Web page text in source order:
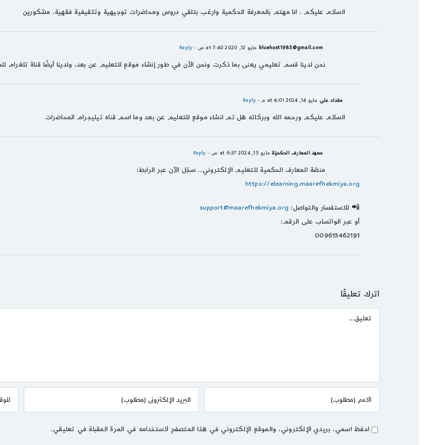
السلام عليكم . انا مهتم بالمعرفة الحكمية وارغب بتلقي دروس ومحاضرات توجيهية وتثقيفية فقهية. مشكورين
bluehost1985@gmail.com مايو 12, 2020 at 7:40 ص - Reply
نحن لدينا قسم تعليمي يعنى بما ذكرت ونحن الآن في طور إنشاء موقع للتعليم عن بعد، ولدينا أيضًا قناة تلغرام
مقداد علي مايو 14, 2024 at 4:01 م - Reply
السلام عليكم ورحمه الله وبركاته هل تم انشاء موقع للتعليم عن بعد وما اسم قناه تيليجرام المحاضرات
معهد المعارف الحكميّةمايو 15, 2024 at 6:37 ص - Reply
منصّة المعارف الحكمية للتعليم الإلكتروني.. سجّل الآن عبر الرابط:
https://elearning.maarefhekmiya.org
📲 للاستفسار والتواصل: support@maarefhekmiya.org
أو عبر الواتساب على الرقم:
009615462191
اترك تعليقًا
Comment
احفظ اسمي، بريدي الإلكتروني، والموقع الإلكتروني في هذا المتصفح لاستخدامه في المرة المقبلة في تعليقي.